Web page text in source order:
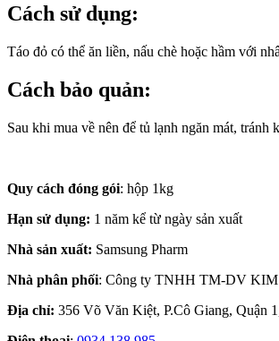
Cách sử dụng:
Táo đỏ có thể ăn liền, nấu chè hoặc hầm với
Cách bảo quản:
Sau khi mua về nên để tủ lạnh ngăn mát,
Quy cách đóng gói: hộp 1kg
Hạn sử dụng: 1 năm kể từ ngày sản xuất
Nhà sản xuất: Samsung Pharm
Nhà phân phối: Công ty TNHH TM-DV
Địa chỉ: 356 Võ Văn Kiệt, P.Cô Giang, Quận